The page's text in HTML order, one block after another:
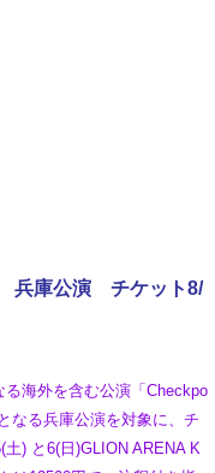
庫公演 チケット8/
海外を含む公演「Checkpo
なる兵庫公演を対象に、チ
) と6(日)GLION ARENA K